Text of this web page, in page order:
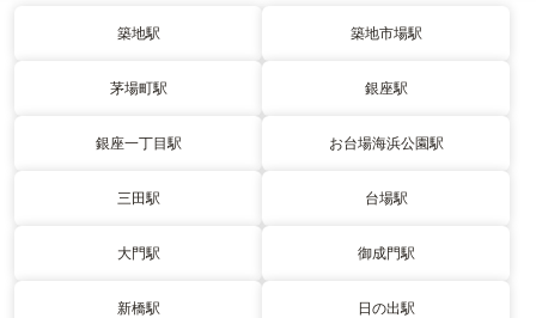
築地駅 築地市場駅
茅場町駅 銀座駅
銀座一丁目駅 お台場海浜公園駅
三田駅 台場駅
大門駅 御成門駅
新橋駅 日の出駅